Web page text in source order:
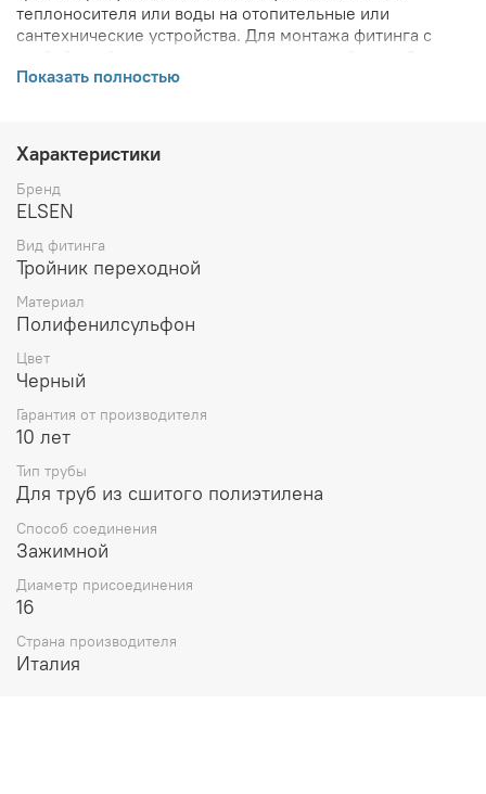
теплоносителя или воды на отопительные или
сантехнические устройства. Для монтажа фитинга с
надвижных гильзы соответствующих диаметров.
габаритах, внешнем виде и цвете, стране производства
и основываются на последних доступных сведениях от
производителя. Производитель оставляет за собой
право в любой момент без обязательного извещения
вносить изменения в дизайн и технические
характеристики, не ухудшающие потребительских
Показать полностью
Характеристики
Бренд
ELSEN
Вид фитинга
Тройник переходной
Материал
Полифенилсульфон
Цвет
Черный
Гарантия от производителя
10 лет
Тип трубы
Для труб из сшитого полиэтилена
Способ соединения
Зажимной
Диаметр присоединения
16
Страна производителя
Италия